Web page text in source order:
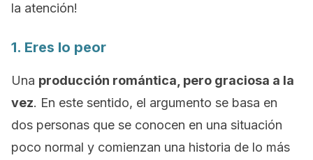
la atención!
1. Eres lo peor
Una producción romántica, pero graciosa a la
vez. En este sentido, el argumento se basa en
dos personas que se conocen en una situación
poco normal y comienzan una historia de lo más